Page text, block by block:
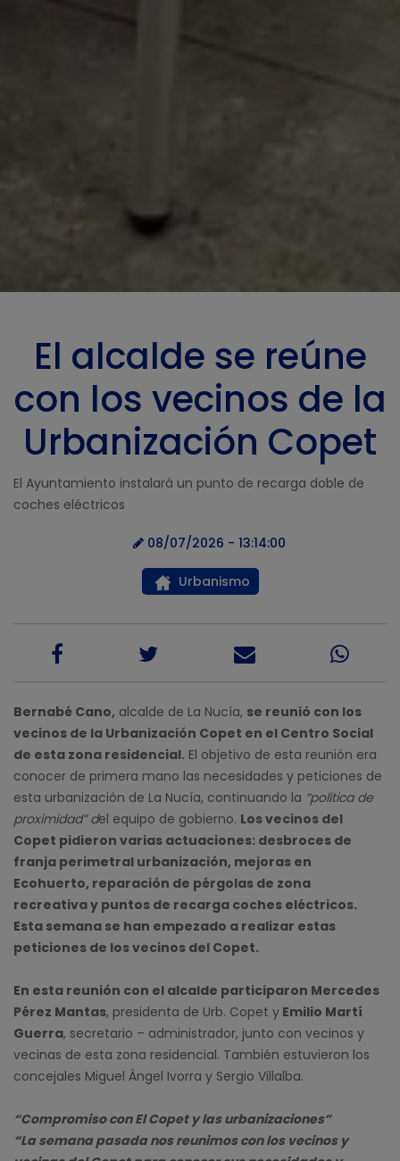
El alcalde se reúne
con los vecinos de la
Urbanización Copet
El Ayuntamiento instalará un punto de recarga doble de
coches eléctricos
08/07/2026 - 13:14:00
Urbanismo
Bernabé Cano, alcalde de La Nucía, se reunió con los
vecinos de la Urbanización Copet en el Centro Social
de esta zona residencial. El objetivo de esta reunión era
conocer de primera mano las necesidades y peticiones de
esta urbanización de La Nucía, continuando la “política de
proximidad” del equipo de gobierno. Los vecinos del
Copet pidieron varias actuaciones: desbroces de
franja perimetral urbanización, mejoras en
Ecohuerto, reparación de pérgolas de zona
recreativa y puntos de recarga coches eléctricos.
Esta semana se han empezado a realizar estas
peticiones de los vecinos del Copet.
En esta reunión con el alcalde participaron Mercedes
Pérez Mantas, presidenta de Urb. Copet y Emilio Martí
Guerra, secretario – administrador, junto con vecinos y
vecinas de esta zona residencial. También estuvieron los
concejales Miguel Ángel Ivorra y Sergio Villalba.
“Compromiso con El Copet y las urbanizaciones”
“La semana pasada nos reunimos con los vecinos y